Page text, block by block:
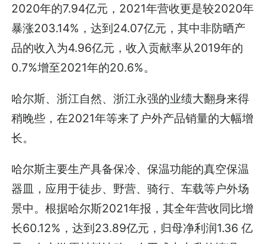
2020年的7.94亿元，2021年营收更是较2020年
暴涨203.14%，达到24.07亿元，其中非防晒产
品的收入为4.96亿元，收入贡献率从2019年的
0.7%增至2021年的20.6%。
哈尔斯、浙江自然、浙江永强的业绩大翻身来得
稍晚些，在2021年等来了户外产品销量的大幅增
长。
哈尔斯主要生产具备保冷、保温功能的真空保温
器皿，应用于徒步、野营、骑行、车载等户外场
景中。根据哈尔斯2021年报，其全年营收同比增
长60.12%，达到23.89亿元，归母净利润1.36 亿